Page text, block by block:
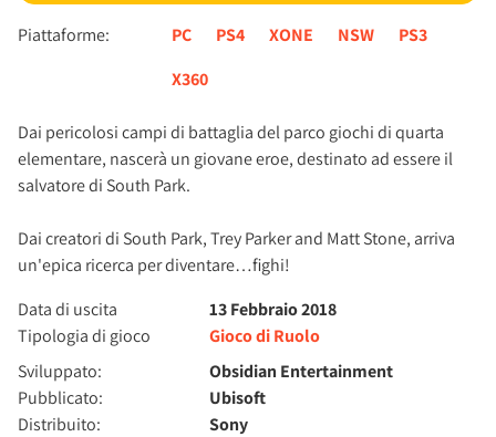
Piattaforme: PC PS4 XONE NSW
PS3
X360
Dai pericolosi campi di battaglia del parco giochi di quarta
elementare, nascerà un giovane eroe, destinato ad essere il
salvatore di South Park.
Dai creatori di South Park, Trey Parker and Matt Stone, arriva
un'epica ricerca per diventare…fighi!
Data di uscita
13 Febbraio 2018
Tipologia di gioco
Gioco di Ruolo
Sviluppato:
Obsidian Entertainment
Pubblicato:
Ubisoft
Distribuito:
Sony